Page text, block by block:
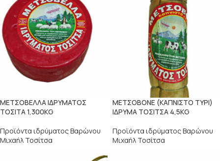
ΜΕΤΣΟΒΕΛΛΑ ΙΔΡΥΜΑΤΟΣ
ΤΟΣΙΤΑ 1,300KG
Προϊόντα ιδρύματος Βαρώνου
Μιχαήλ Τοσίτσα
ΜΕΤΣΟΒΟΝΕ (ΚΑΠΝΙΣΤΟ ΤΥΡΙ)
ΙΔΡΥΜΑ ΤΟΣΙΤΣΑ 4,5KG
Προϊόντα ιδρύματος Βαρώνου
Μιχαήλ Τοσίτσα